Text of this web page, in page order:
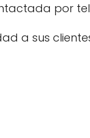
por
a sus